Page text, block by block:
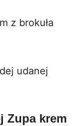
z brokuła
udanej
Zupa krem